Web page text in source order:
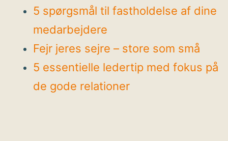
5 spørgsmål til fastholdelse af dine
medarbejdere
Fejr jeres sejre – store som små
5 essentielle ledertip med fokus på
de gode relationer